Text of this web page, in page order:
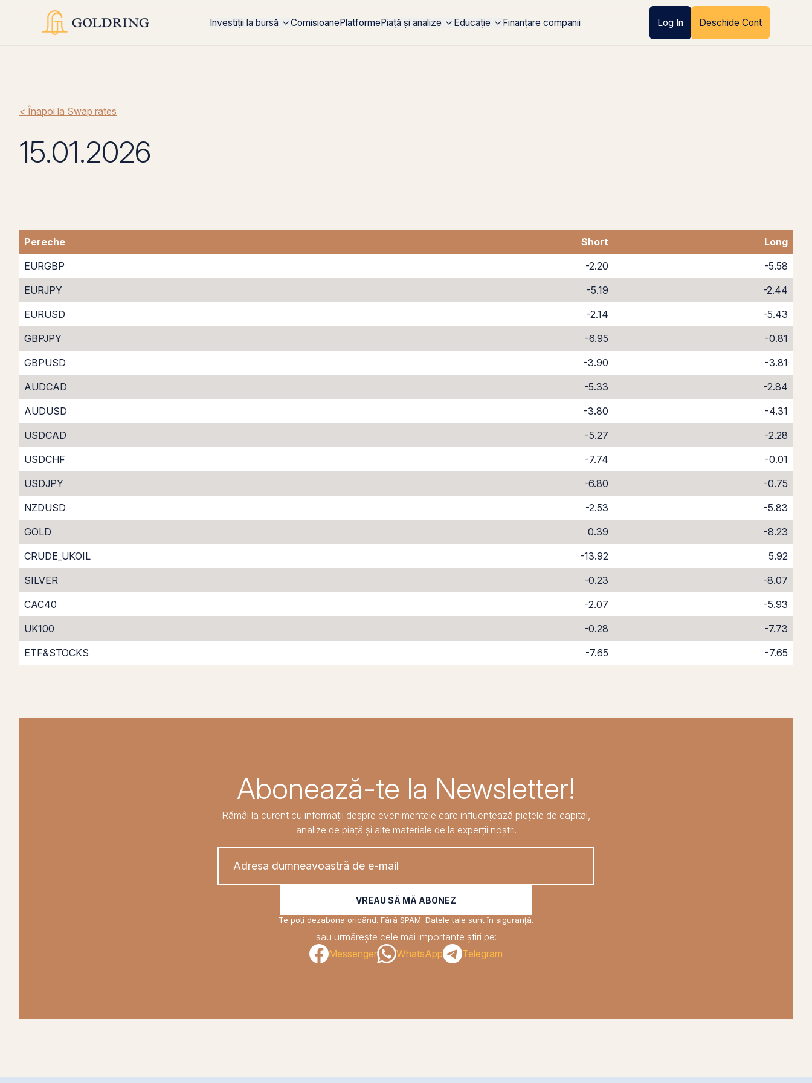
Investiții la bursă ComisioanePlatformePiață și analize Educație Finanțare companii Log In Deschide Cont
< Înapoi la Swap rates
15.01.2026
Pereche Short
Long
EURGBP
-2.20
-5.58
EURJPY
-5.19
-2.44
EURUSD
-2.14
-5.43
GBPJPY
-6.95
-0.81
GBPUSD
-3.90
-3.81
AUDCAD
-5.33
-2.84
AUDUSD
-3.80
-4.31
USDCAD
-5.27
-2.28
USDCHF
-7.74
-0.01
USDJPY
-6.80
-0.75
NZDUSD
-2.53
-5.83
GOLD
0.39
-8.23
CRUDE_UKOIL
-13.92
5.92
SILVER
-0.23
-8.07
CAC40
-2.07
-5.93
UK100
-0.28
-7.73
ETF&STOCKS
-7.65 -7.65
Abonează-te la Newsletter!
Rămâi la curent cu informații despre evenimentele care influențează piețele de capital,
analize de piață și alte materiale de la experții noștri.
VREAU SĂ MĂ ABONEZ
Te poți dezabona oricând. Fără SPAM. Datele tale sunt în siguranță.
sau urmărește cele mai importante știri pe:
Messenger
WhatsApp Telegram